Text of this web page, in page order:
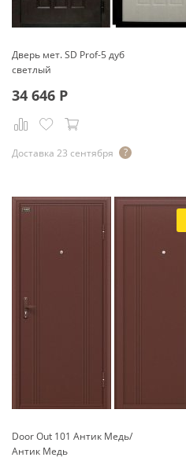
Дверь мет. SD Prof-5 дуб
светлый
34 646 Р
Доставка 23 сентября
Door Out 101 Антик Медь/
Антик Медь